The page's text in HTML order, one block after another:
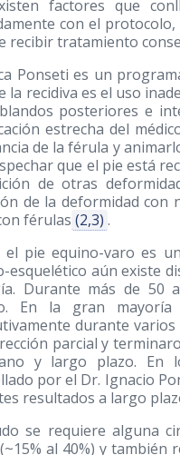
factores que
con el
recibir tratamiento
Ponseti es un
la recidiva es el uso
posteriores e
estrecha del
de la férula y
que el pie está
de otras
de la deformidad con
férulas (2,3) .
el pie equino-varo es
esquelético aún existe
Durante más de 50
En la gran mayoría
durante
parcial y
y largo plazo. En
por el Dr. Ignacio
resultados a largo
se requiere alguna
al 40%) y